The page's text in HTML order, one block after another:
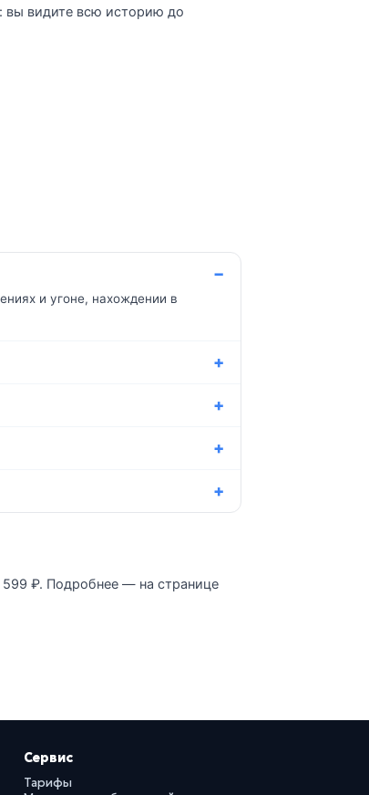
вы видите всю историю до
и угоне, нахождении в
599 ₽. Подробнее — на странице
Сервис
Тарифы